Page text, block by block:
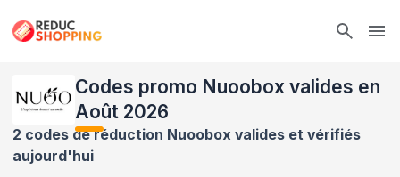
Codes promo Nuoobox valides en
Août 2026
2 codes de réduction Nuoobox valides et vérifiés
aujourd'hui